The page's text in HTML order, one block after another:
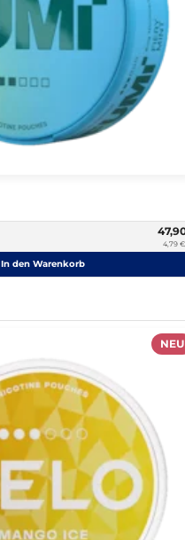
4,79
In den Warenkorb
NEU